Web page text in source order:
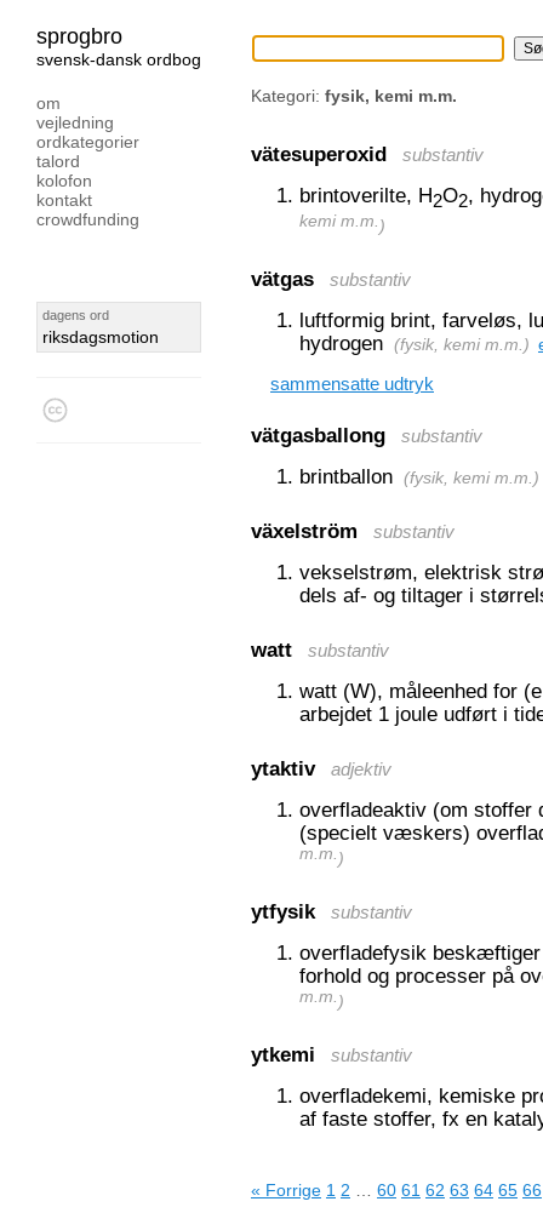
sprogbro
svensk-dansk ordbog
om
vejledning
ordkategorier
talord
kolofon
kontakt
crowdfunding
dagens ord
riksdagsmotion
Kategori: fysik, kemi m.m.
vätesuperoxid substantiv
brintoverilte, H2O2,
kemi m.m. )
vätgas substantiv
luftformig brint, farveløs,
hydrogen (fysik, kemi m.m. )
sammensatte udtryk
vätgasballong substantiv
brintballon (fysik, kemi m.m. )
växelström substantiv
vekselstrøm, elektrisk
dels af- og tiltager i
watt substantiv
watt (W), måleenhed for
arbejdet 1 joule udført i
ytaktiv adjektiv
overfladeaktiv (om
(specielt væskers)
m.m. )
ytfysik substantiv
overfladefysik
forhold og processer på
m.m. )
ytkemi substantiv
overfladekemi, kemiske
af faste stoffer, fx en
« Forrige 1 2 … 60 61 62 63 64 65 66